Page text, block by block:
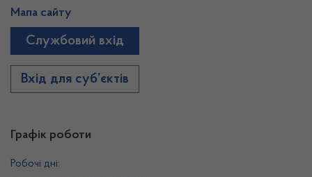
Графік роботи
Робочі дні:
Мапа сайту
Службовий вхід
Вхід для суб’єктів